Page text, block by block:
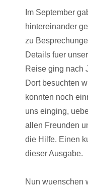
Im September
hintereinander
zu
Details fuer
Reise ging nach
Dort besuchten
konnten noch
uns einging,
allen Freunden
die Hilfe. Einen
dieser Ausgabe.
Nun wuenschen